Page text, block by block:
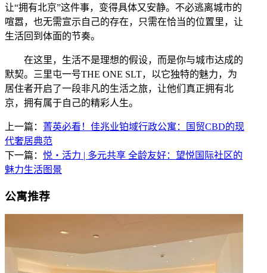
让“拥有北京”这件事，变得具体又安静。不必逃离城市的
喧嚣，也无需宣示自己的存在，只需在恰当的位置里，让
生活回到体面的节奏。
在这里，生活不是理想的假设，而是你与城市达成的
默契。三里屯一号THE ONE SLT，以它独特的魅力，为
居住者开启了一段非凡的生活之旅，让他们真正拥有北
京，拥有属于自己的精彩人生。
上一篇： 菁英必看！佳兆业铂域行政公寓：国贸CBD的现
代奢居典范
下一篇： 悦・活力 | 多元共享 全龄友好：望悦国际社区的
魅力生活图景
公寓推荐